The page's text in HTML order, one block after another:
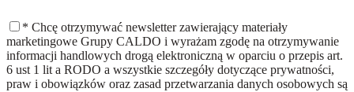
* Chcę otrzymywać newsletter zawierający materiały
marketingowe Grupy CALDO i wyrażam zgodę na otrzymywanie
informacji handlowych drogą elektroniczną w oparciu o przepis art.
6 ust 1 lit a RODO a wszystkie szczegóły dotyczące prywatności,
praw i obowiązków oraz zasad przetwarzania danych osobowych są